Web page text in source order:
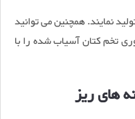
نمایند. همچنین می توانید
تخم کتان آسیاب شده را با
های ریز